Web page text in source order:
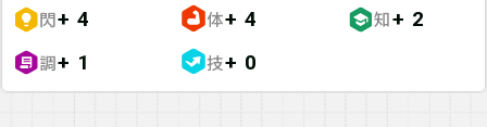
閃+ 4 体+ 4 知+ 2
調+ 1 技+ 0